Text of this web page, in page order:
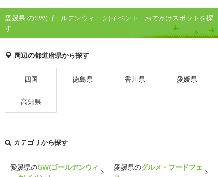
愛媛県 のGW(ゴールデンウィーク)イベント・おでかけスポットを探
す
周辺の都道府県から探す
四国 徳島県 香川県 愛媛県
高知県
カテゴリから探す
愛媛県のGW(ゴールデンウィ
愛媛県のグルメ・フードフェ